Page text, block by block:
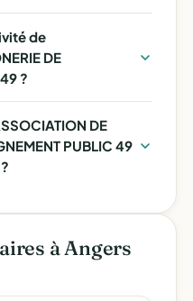
de
DE
?
DE
PUBLIC 49
à Angers